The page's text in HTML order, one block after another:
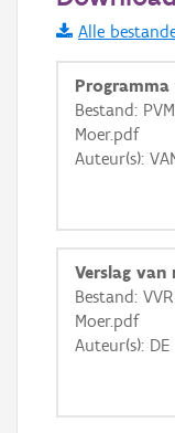
i
+
Basis Lagen
OSM-
GRB-
Alle
Bestand:
Moer.pdf
Auteur(s):
Verslag van
Bestand:
Moer.pdf
Auteur(s): DE